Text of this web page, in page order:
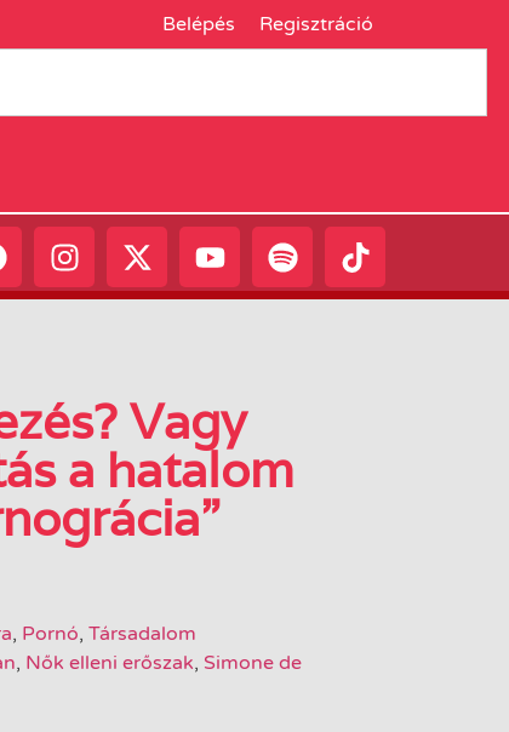
Belépés Regisztráció
Vagy
a hatalom
, Pornó, Társadalom
, Nők elleni erőszak, Simone de